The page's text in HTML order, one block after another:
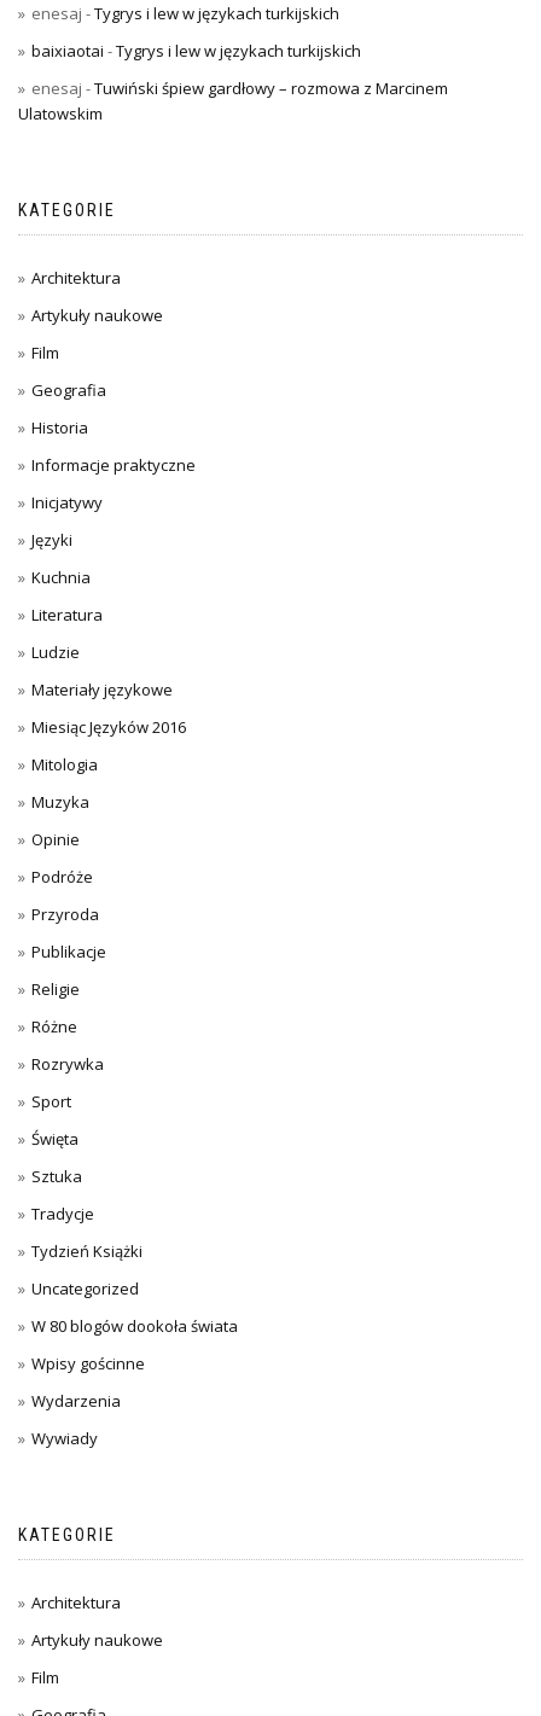
enesaj -Tygrys i lew w językach turkijskich
baixiaotai -Tygrys i lew w językach turkijskich
enesaj -Tuwiński śpiew gardłowy – rozmowa z Marcinem
Ulatowskim
KATEGORIE
Architektura
Artykuły naukowe
Film
Geografia
Historia
Informacje praktyczne
Inicjatywy
Języki
Kuchnia
Literatura
Ludzie
Materiały językowe
Miesiąc Języków 2016
Mitologia
Muzyka
Opinie
Podróże
Przyroda
Publikacje
Religie
Różne
Rozrywka
Sport
Święta
Sztuka
Tradycje
Tydzień Książki
Uncategorized
W 80 blogów dookoła świata
Wpisy gościnne
Wydarzenia
Wywiady
KATEGORIE
Architektura
Artykuły naukowe
Film